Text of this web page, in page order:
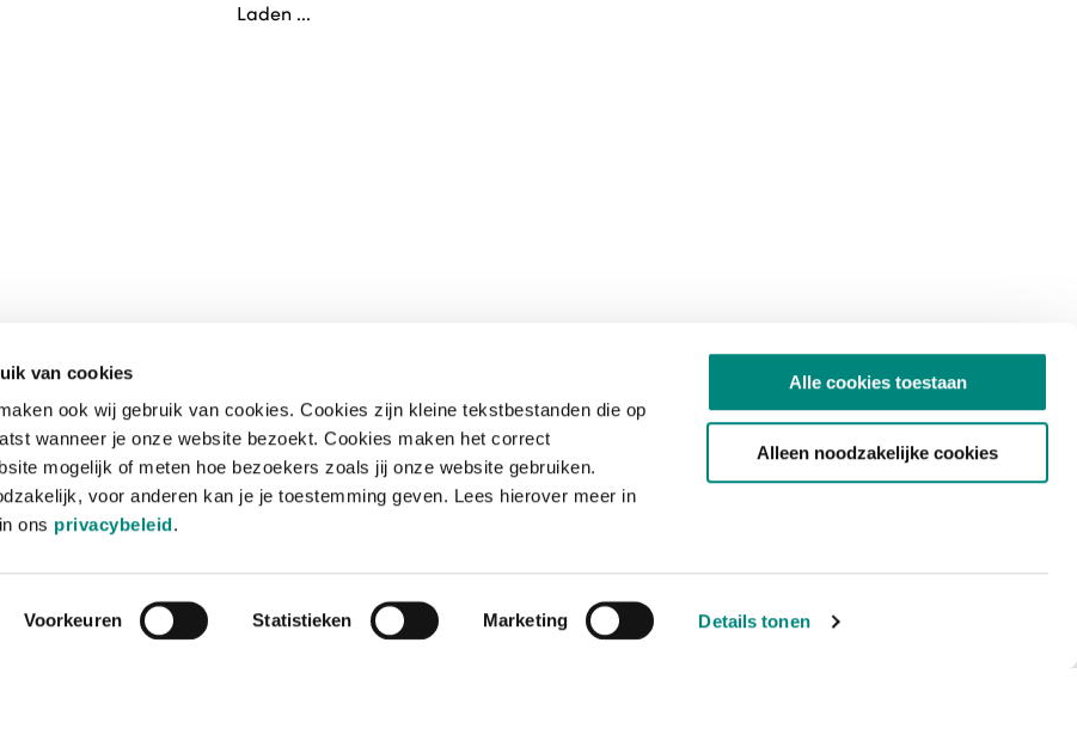
van cookies
ook wij gebruik van cookies. Cookies zijn kleine tekstbestanden die op
wanneer je onze website bezoekt. Cookies maken het correct
mogelijk of meten hoe bezoekers zoals jij onze website gebruiken.
voor anderen kan je je toestemming geven. Lees hierover meer in
ons privacybeleid.
Voorkeuren Statistieken Marketing Details tonen
Alle cookies toestaan
Alleen noodzakelijke cookies
Laden ...